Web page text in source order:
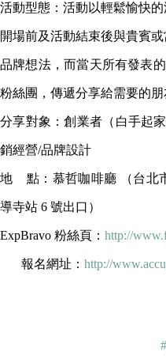
活動型態：活動以輕鬆愉快
開場前及活動結束後與貴賓
品牌想法，而當天所有發表
粉絲團，傳遞分享給需要的朋
分享對象：創業者（白手起
銷經營/品牌設計
地 點：慕哲咖啡廳 （台北
導寺站 6 號出口）
ExpBravo 粉絲頁： http://
報名網址： http://